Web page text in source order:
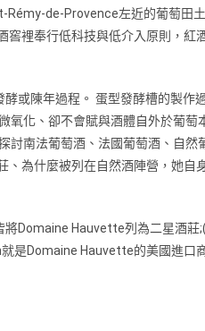
de-Provence左近的葡萄田
裡奉行低科技與低介入原則，紅
或陳年過程。 蛋型發酵槽的製作
化、卻不會賦與酒體自外於葡
南法葡萄酒、法國葡萄酒、自
為什麼被列在自然酒陣營，她自
Domaine Hauvette列為二星酒莊
是Domaine Hauvette的美國進口